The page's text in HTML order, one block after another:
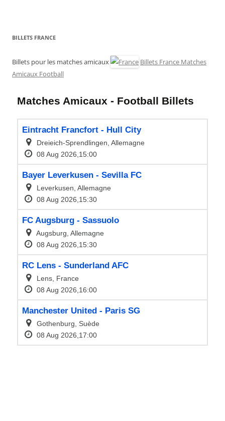
BILLETS FRANCE
Billets pour les matches amicaux
Billets France Matches
Amicaux Football